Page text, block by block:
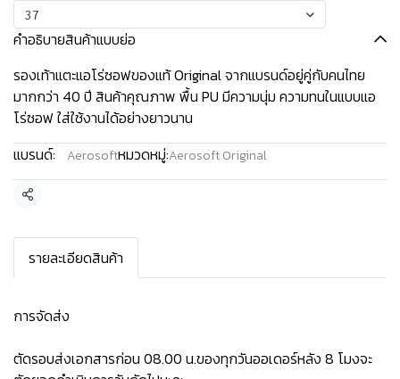
37
คำอธิบายสินค้าแบบย่อ
รองเท้าแตะแอโร่ซอฟของแท้ Original จากแบรนด์อยู่คู่กับคนไทย
มากกว่า 40 ปี สินค้าคุณภาพ พื้น PU มีความนุ่ม ความทนในแบบแอ
โร่ซอฟ ใส่ใช้งานได้อย่างยาวนาน
แบรนด์:
Aerosoftหมวดหมู่:Aerosoft Original
แชร์
รายละเอียดสินค้า
การจัดส่ง
ตัดรอบส่งเอกสารก่อน 08.00 น.ของทุกวันออเดอร์หลัง 8 โมงจะ